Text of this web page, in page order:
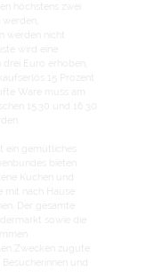
höchstens zwei
werden nicht
wird eine
Euro erhoben,
15 Prozent
Ware muss am
15.30 und 16.30
gemütliches
bieten
Kuchen und
nach Hause
Der gesamte
sowie die
Zwecken zugute.
und